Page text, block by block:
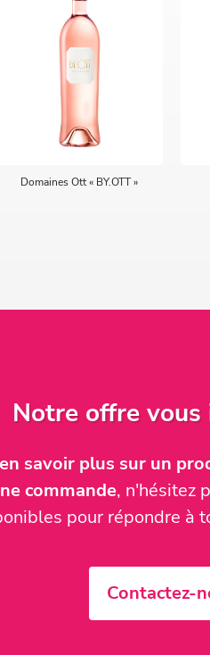
Domaines Ott « BY.OTT »
Notre offre vous
en savoir plus sur un
commande, n'hésitez
pour répondre à
Contactez-